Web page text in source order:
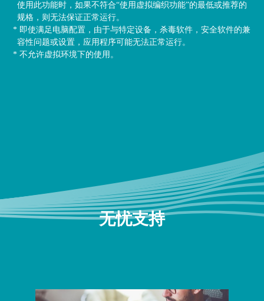
使用此功能时，如果不符合“使用虚拟编织功能”的最低或推荐的
规格，则无法保证正常运行。
* 即使满足电脑配置，由于与特定设备，杀毒软件，安全软件的兼
容性问题或设置，应用程序可能无法正常运行。
* 不允许虚拟环境下的使用。
无忧支持